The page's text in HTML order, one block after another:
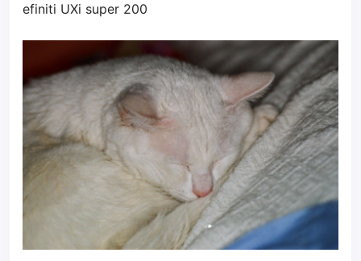
efiniti UXi super 200